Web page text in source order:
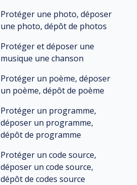
Protéger une photo, déposer
une photo, dépôt de photos
Protéger et déposer une
musique une chanson
Protéger un poème, déposer
un poème, dépôt de poème
Protéger un programme,
déposer un programme,
dépôt de programme
Protéger un code source,
déposer un code source,
dépôt de codes source